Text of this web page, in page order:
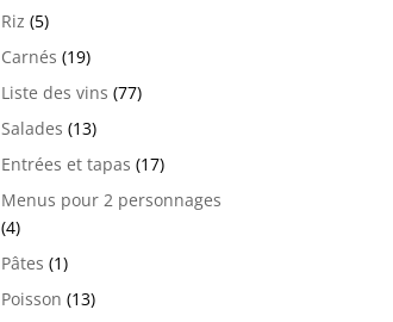
Riz (5)
Carnés (19)
Liste des vins (77)
Salades (13)
Entrées et tapas (17)
Menus pour 2 personnages
(4)
Pâtes (1)
Poisson (13)